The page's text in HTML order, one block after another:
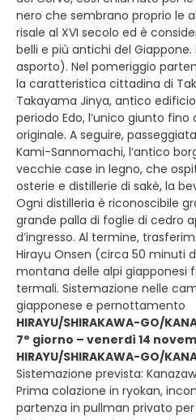
nero che sembrano proprio le
risale al XVI secolo ed è
belli e più antichi del
asporto). Nel pomeriggio
la caratteristica cittadina di
Takayama Jinya, antico
periodo Edo, l’unico giunto
originale. A seguire,
Kami-Sannomachi, l’antico
vecchie case in legno, che
osterie e distillerie di sakè, la
Ogni distilleria è riconoscibile
grande palla di foglie di cedro
d’ingresso. Al termine,
Hirayu Onsen (circa 50 minuti
montana delle alpi giapponesi
termali. Sistemazione nelle
giapponese e pernottamento
HIRAYU/SHIRAKAWA-GO/
7° giorno – venerdì 14
HIRAYU/SHIRAKAWA-GO/
Sistemazione prevista:
Prima colazione in ryokan,
partenza in pullman privato